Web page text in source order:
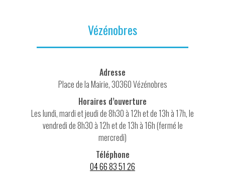
Vézénobres
Adresse
Place de la Mairie, 30360 Vézénobres
Horaires d’ouverture
Les lundi, mardi et jeudi de 8h30 à 12h et de 13h à 17h, le
vendredi de 8h30 à 12h et de 13h à 16h (fermé le
mercredi)
Téléphone
04 66 83 51 26